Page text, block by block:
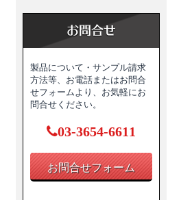
製品について・サンプル請求
方法等、お電話またはお問合
せフォームより、お気軽にお
問合せください。
03-3654-6611
お問合せフォーム